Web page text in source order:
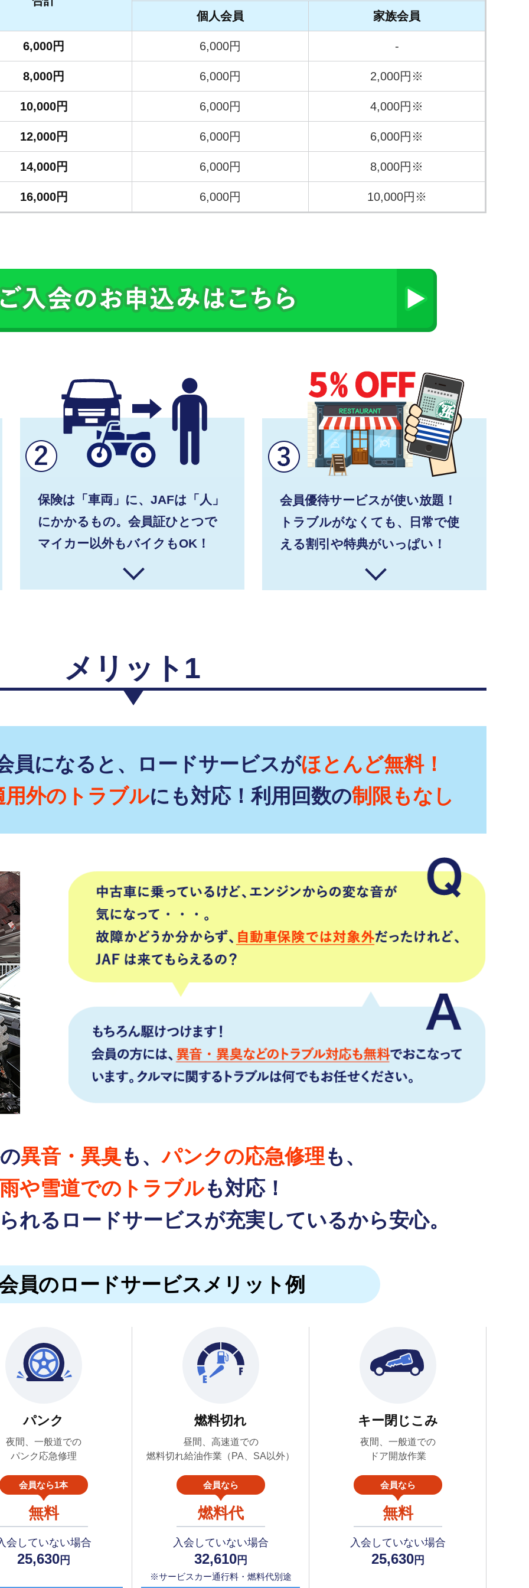
個人会員
家族会員
6,000円 6,000円 -
8,000円 6,000円 2,000円※
10,000円 6,000円 4,000円※
12,000円 6,000円 6,000円※
14,000円 6,000円 8,000円※
16,000円 6,000円 10,000円※
保険は「車両」に、JAFは「人」
にかかるもの。会員証ひとつで
マイカー以外もバイクもOK！
会員優待サービスが使い放題！
トラブルがなくても、日常で使
える割引や特典がいっぱい！
メリット1
員になると、ロードサービスがほとんど無料！
用外のトラブルにも対応！利用回数の制限もなし
異音・異臭も、パンクの応急修理 も、
や雪道でのトラブルも対応！
れるロードサービスが充実しているから安心。
員のロードサービスメリット例
パンク
夜間、一般道での
パンク応急修理
会員なら1本
無料
会していない場合
25,630円
燃料切れ
昼間、高速道での
燃料切れ給油作業（PA、SA以外）
会員なら
燃料代
入会していない場合
32,610円
※サービスカー通行料・燃料代別途
キー閉じこみ
夜間、一般道での
ドア開放作業
会員なら
無料
入会していない場合
25,630円